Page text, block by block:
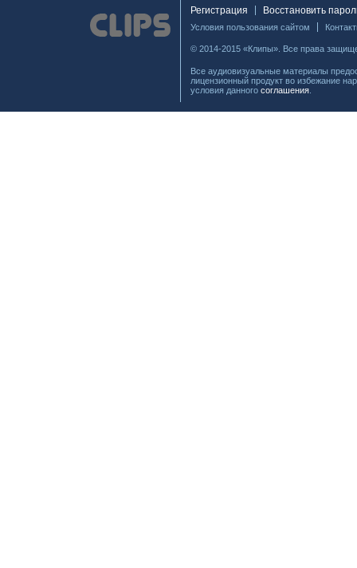
Регистрация Восстановить
Условия пользования сайтом
© 2014-2015 «Клипы». Все права
Все аудиовизуальные материалы
лицензионный продукт во избежание
условия данного соглашения